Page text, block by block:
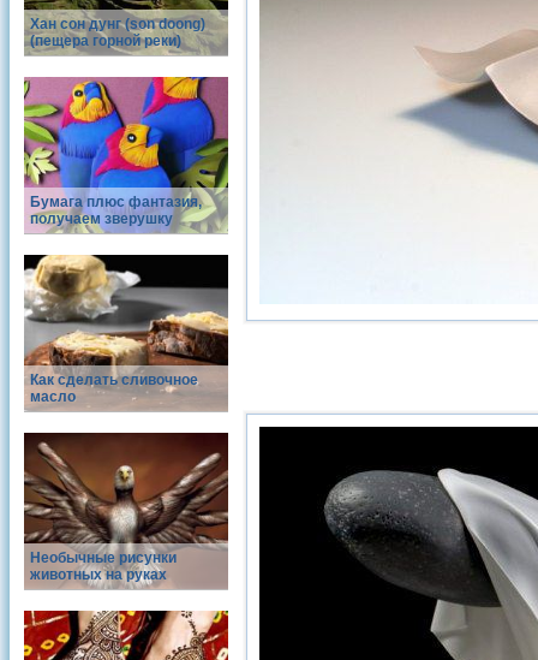
Хан сон дунг (son doong)
(пещера горной реки)
Бумага плюс фантазия,
получаем зверушку
Как сделать сливочное
масло
Необычные рисунки
животных на руках